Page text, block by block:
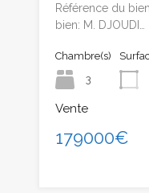
Référence du
bien: M. DJOUDI…
Chambre(s)
3
Vente
179000€